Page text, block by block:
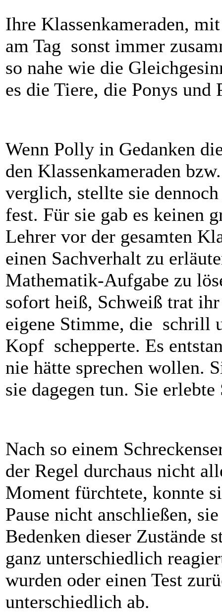
Ihre Klassenkameraden,
am Tag sonst immer
so nahe wie die
es die Tiere, die Ponys und
Wenn Polly in Gedanken
den Klassenkameraden
verglich, stellte sie
fest. Für sie gab es keinen
Lehrer vor der gesamten
einen Sachverhalt zu
Mathematik-Aufgabe zu
sofort heiß, Schweiß trat
eigene Stimme, die schrill
Kopf schepperte. Es
nie hätte sprechen wollen.
sie dagegen tun. Sie erlebte
Nach so einem
der Regel durchaus nicht
Moment fürchtete, konnte
Pause nicht anschließen,
Bedenken dieser Zustände
ganz unterschiedlich
wurden oder einen Test
unterschiedlich ab.